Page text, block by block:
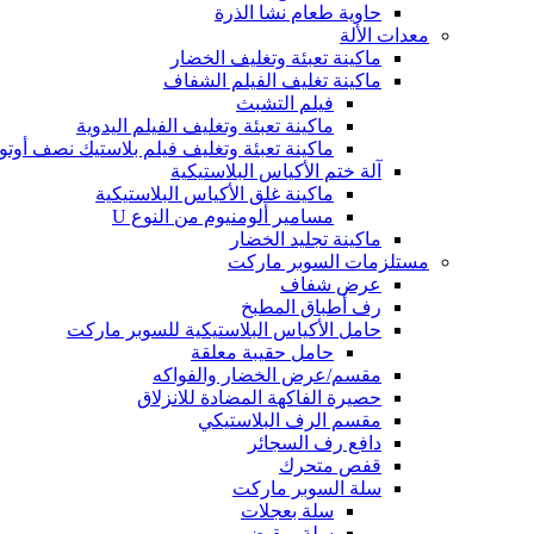
حاوية طعام نشا الذرة
معدات الألة
ماكينة تعبئة وتغليف الخضار
ماكينة تغليف الفيلم الشفاف
فيلم التشبث
ماكينة تعبئة وتغليف الفيلم اليدوية
ماكينة تعبئة وتغليف فيلم بلاستيك نصف
آلة ختم الأكياس البلاستيكية
ماكينة غلق الأكياس البلاستيكية
مسامير ألومنيوم من النوع U
ماكينة تجليد الخضار
مستلزمات السوبر ماركت
عرض شفاف
رف أطباق المطبخ
حامل الأكياس البلاستيكية للسوبر ماركت
حامل حقيبة معلقة
مقسم/عرض الخضار والفواكه
حصيرة الفاكهة المضادة للانزلاق
مقسم الرف البلاستيكي
دافع رف السجائر
قفص متحرك
سلة السوبر ماركت
سلة بعجلات